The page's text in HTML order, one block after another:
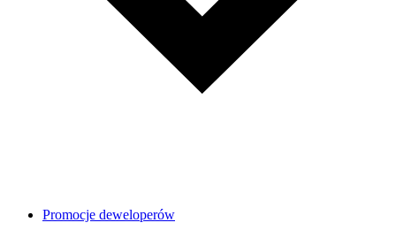
Promocje deweloperów